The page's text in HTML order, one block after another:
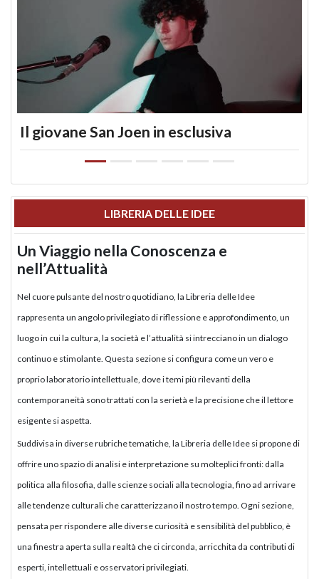
Il giovane San Joen in esclusiva
LIBRERIA DELLE IDEE
Un Viaggio nella Conoscenza e
nell’Attualità
Nel cuore pulsante del nostro quotidiano, la Libreria delle Idee
rappresenta un angolo privilegiato di riflessione e approfondimento, un
luogo in cui la cultura, la società e l’attualità si intrecciano in un dialogo
continuo e stimolante. Questa sezione si configura come un vero e
proprio laboratorio intellettuale, dove i temi più rilevanti della
contemporaneità sono trattati con la serietà e la precisione che il lettore
esigente si aspetta.
Suddivisa in diverse rubriche tematiche, la Libreria delle Idee si propone di
offrire uno spazio di analisi e interpretazione su molteplici fronti: dalla
politica alla filosofia, dalle scienze sociali alla tecnologia, fino ad arrivare
alle tendenze culturali che caratterizzano il nostro tempo. Ogni sezione,
pensata per rispondere alle diverse curiosità e sensibilità del pubblico, è
una finestra aperta sulla realtà che ci circonda, arricchita da contributi di
esperti, intellettuali e osservatori privilegiati.